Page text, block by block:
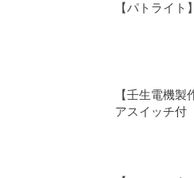
【パトライ
【壬生電機
アスイッチ付